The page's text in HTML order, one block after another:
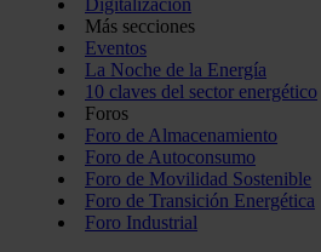
Digitalización
Más secciones
Eventos
La Noche de la Energía
10 claves del sector energético
Foros
Foro de Almacenamiento
Foro de Autoconsumo
Foro de Movilidad Sostenible
Foro de Transición Energética
Foro Industrial